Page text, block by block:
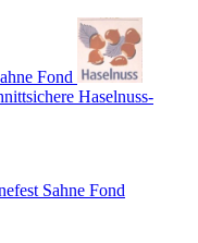
Fond
Haselnuss-
Sahne Fond